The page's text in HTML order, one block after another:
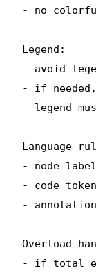
- no
Legend:
- avoid
- if
- legend
Language
- node
- code
-
Overload
- if total